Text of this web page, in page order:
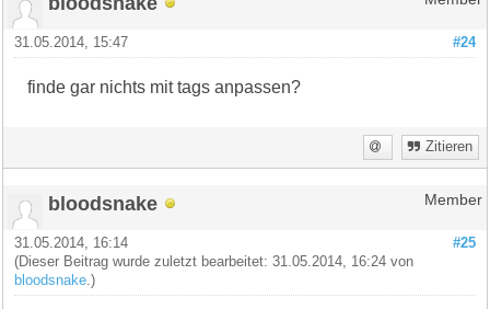
#24
31.05.2014, 15:47
finde gar nichts mit tags anpassen?
Zitieren
bloodsnake Member
#25
31.05.2014, 16:14
(Dieser Beitrag wurde zuletzt bearbeitet: 31.05.2014, 16:24 von
bloodsnake .)